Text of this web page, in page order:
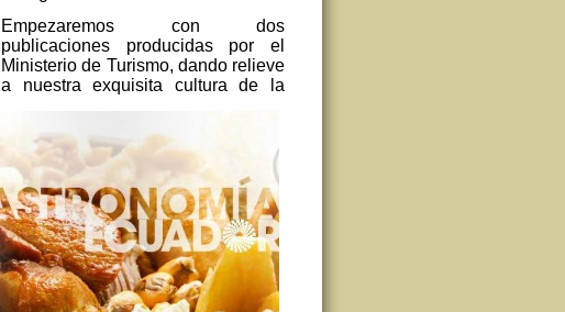
Empezaremos con dos
publicaciones producidas por el
Ministerio de Turismo, dando relieve
a nuestra exquisita cultura de la